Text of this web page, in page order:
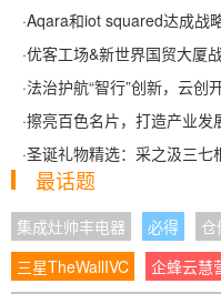
·Aqara和iot squared达成战
·优客工场&新世界国贸大厦
·法治护航“智行”创新，云创
·擦亮百色名片，打造产业发
·圣诞礼物精选：采之汲三
最话题
集成灶帅丰电器 必得
三星TheWallIVC
企蜂云慧